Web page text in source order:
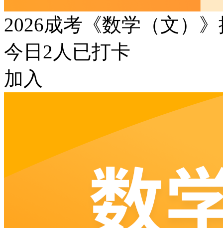
2026成考《数学（文）
今日 2 人已打卡
加入